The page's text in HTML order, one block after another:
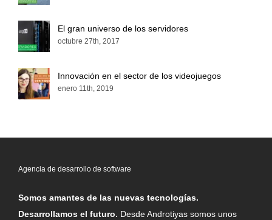
El gran universo de los servidores
octubre 27th, 2017
Innovación en el sector de los videojuegos
enero 11th, 2019
Agencia de desarrollo de software
Somos amantes de las nuevas tecnologías.
Desarrollamos el futuro. Desde Androtiyas somos unos